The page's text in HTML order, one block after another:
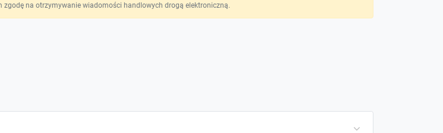
zgodę na otrzymywanie wiadomości handlowych drogą elektroniczną.